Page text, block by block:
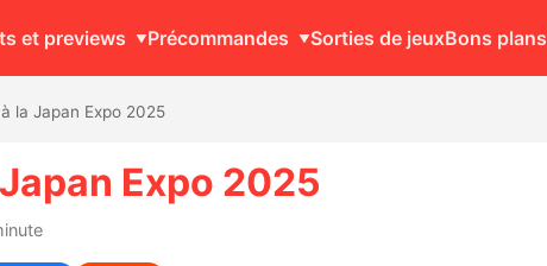
et previews Précommandes Sorties de jeuxBons plans
la Japan Expo 2025
Expo 2025